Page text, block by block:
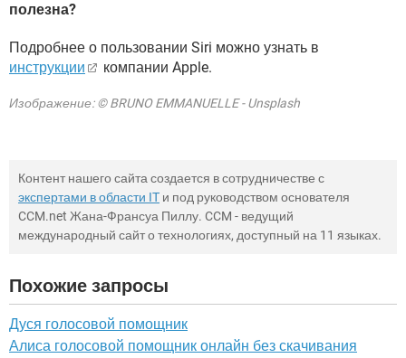
полезна?
Подробнее о пользовании Siri можно узнать в
инструкции
компании Apple.
Изображение: © BRUNO EMMANUELLE - Unsplash
Контент нашего сайта создается в сотрудничестве с
экспертами в области IT и под руководством основателя
CCM.net Жана-Франсуа Пиллу. CCM - ведущий
международный сайт о технологиях, доступный на 11 языках.
Похожие запросы
Дуся голосовой помощник
Алиса голосовой помощник онлайн без скачивания